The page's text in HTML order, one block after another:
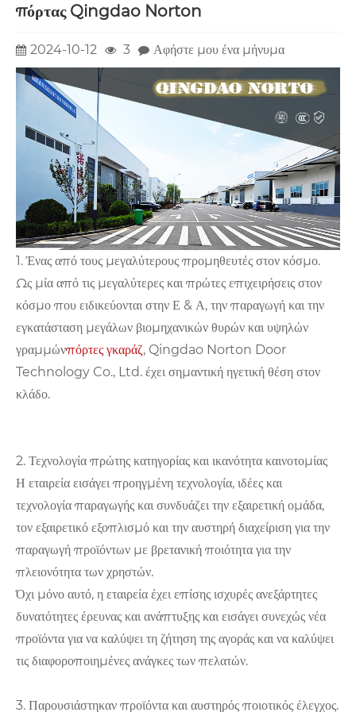
πόρτας Qingdao Norton
2024-10-12 3 Αφήστε μου ένα μήνυμα
1. Ένας από τους μεγαλύτερους προμηθευτές στον κόσμο.
Ως μία από τις μεγαλύτερες και πρώτες επιχειρήσεις στον
κόσμο που ειδικεύονται στην Ε & Α, την παραγωγή και την
εγκατάσταση μεγάλων βιομηχανικών θυρών και υψηλών
γραμμώνπόρτες γκαράζ, Qingdao Norton Door
Technology Co., Ltd. έχει σημαντική ηγετική θέση στον
κλάδο.
2. Τεχνολογία πρώτης κατηγορίας και ικανότητα καινοτομίας
Η εταιρεία εισάγει προηγμένη τεχνολογία, ιδέες και
τεχνολογία παραγωγής και συνδυάζει την εξαιρετική ομάδα,
τον εξαιρετικό εξοπλισμό και την αυστηρή διαχείριση για την
παραγωγή προϊόντων με βρετανική ποιότητα για την
πλειονότητα των χρηστών.
Όχι μόνο αυτό, η εταιρεία έχει επίσης ισχυρές ανεξάρτητες
δυνατότητες έρευνας και ανάπτυξης και εισάγει συνεχώς νέα
προϊόντα για να καλύψει τη ζήτηση της αγοράς και να καλύψει
τις διαφοροποιημένες ανάγκες των πελατών.
3. Παρουσιάστηκαν προϊόντα και αυστηρός ποιοτικός έλεγχος.